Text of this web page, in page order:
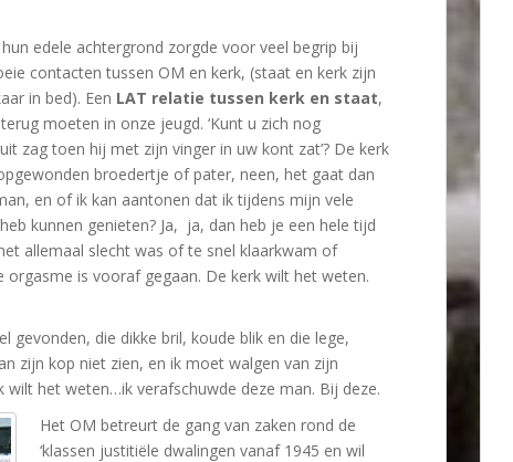
edele achtergrond zorgde voor veel begrip bij
contacten tussen OM en kerk, (staat en kerk zijn
in bed). Een LAT relatie tussen kerk en staat,
moeten in onze jeugd. ‘Kunt u zich nog
zag toen hij met zijn vinger in uw kont zat’? De kerk
broedertje of pater, neen, het gaat dan
en of ik kan aantonen dat ik tijdens mijn vele
kunnen genieten? Ja, ja, dan heb je een hele tijd
allemaal slecht was of te snel klaarkwam of
is vooraf gegaan. De kerk wilt het weten.
gevonden, die dikke bril, koude blik en die lege,
zijn kop niet zien, en ik moet walgen van zijn
het weten…ik verafschuwde deze man. Bij deze.
Het OM betreurt de gang van zaken rond de
‘klassen justitiële dwalingen vanaf 1945 en wil